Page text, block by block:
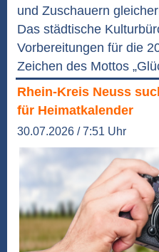
und Zuschauern
Das städtische
Vorbereitungen für die
Zeichen des Mottos
Rhein-Kreis Neuss
für Heimatkalender
30.07.2026 / 7:51 Uhr